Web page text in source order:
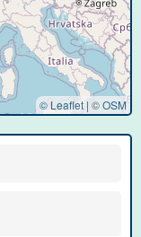
© Leaflet | ©OSM